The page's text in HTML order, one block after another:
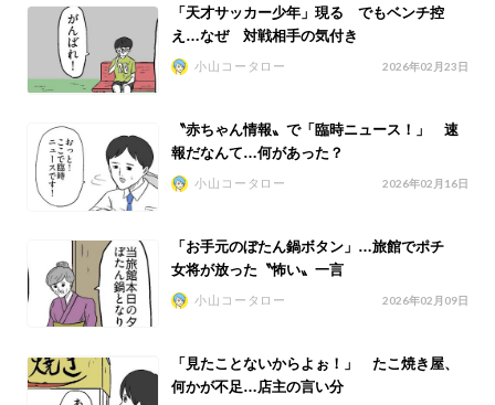
「天才サッカー少年」現る でもベンチ控
え…なぜ 対戦相手の気付き
小山コータロー 2026年02月23日
〝赤ちゃん情報〟で「臨時ニュース！」 速
報だなんて…何があった？
小山コータロー 2026年02月16日
「お手元のぼたん鍋ボタン」…旅館でポチ
女将が放った〝怖い〟一言
小山コータロー 2026年02月09日
「見たことないからよぉ！」 たこ焼き屋、
何かが不足…店主の言い分